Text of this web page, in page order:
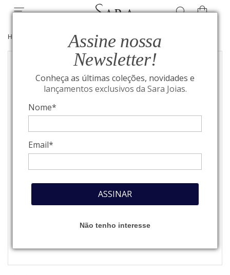
Assine nossa
Newsletter!
Conheça as últimas coleções, novidades e
lançamentos exclusivos da Sara Joias.
Nome*
Email*
ASSINAR
Não tenho interesse
HOME COLEÇÃO BOLD/JOIAS